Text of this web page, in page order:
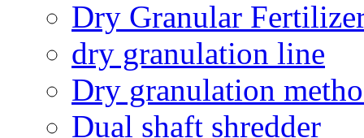
Dry Granular
dry granulation line
Dry granulation
Dual shaft shredder